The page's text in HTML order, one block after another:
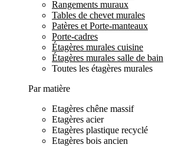
Rangements muraux
Tables de chevet murales
Patères et Porte-manteaux
Porte-cadres
Étagères murales cuisine
Étagères murales salle de bain
Toutes les étagères murales
Par matière
Etagères chêne massif
Etagères acier
Etagères plastique recyclé
Etagères bois ancien